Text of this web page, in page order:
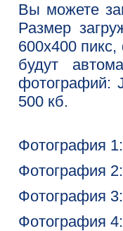
Вы можете
Размер
600x400
будут
фотографий:
500 кб.
Фотография 1:
Фотография 2:
Фотография 3:
Фотография 4: